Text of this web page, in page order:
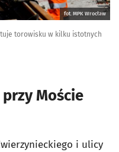
fot. MPK Wrocław
torowisku w kilku istotnych
Moście
i ulicy